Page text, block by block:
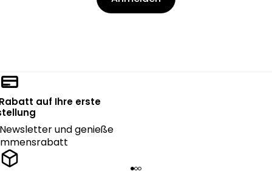
auf Ihre erste
und genieße